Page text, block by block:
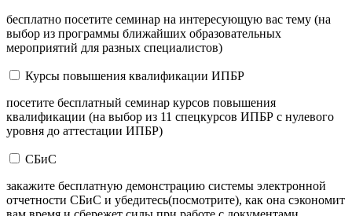
бесплатно посетите семинар на интересующую вас тему (на
выбор из программы ближайших образовательных
мероприятий для разных специалистов)
Курсы повышения квалификации ИПБР
посетите бесплатный семинар курсов повышения
квалификации (на выбор из 11 спецкурсов ИПБР с нулевого
уровня до аттестации ИПБР)
СБиС
закажите бесплатную демонстрацию системы электронной
отчетности СБиС и убедитесь(посмотрите), как она сэкономит